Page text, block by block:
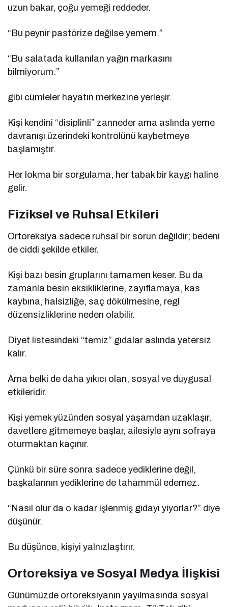
uzun bakar, çoğu yemeği reddeder.
“Bu peynir pastörize değilse yemem.”
“Bu salatada kullanılan yağın markasını
bilmiyorum.”
gibi cümleler hayatın merkezine yerleşir.
Kişi kendini “disiplinli” zanneder ama aslında yeme
davranışı üzerindeki kontrolünü kaybetmeye
başlamıştır.
Her lokma bir sorgulama, her tabak bir kaygı haline
gelir.
Fiziksel ve Ruhsal Etkileri
Ortoreksiya sadece ruhsal bir sorun değildir; bedeni
de ciddi şekilde etkiler.
Kişi bazı besin gruplarını tamamen keser. Bu da
zamanla besin eksikliklerine, zayıflamaya, kas
kaybına, halsizliğe, saç dökülmesine, regl
düzensizliklerine neden olabilir.
Diyet listesindeki “temiz” gıdalar aslında yetersiz
kalır.
Ama belki de daha yıkıcı olan, sosyal ve duygusal
etkileridir.
Kişi yemek yüzünden sosyal yaşamdan uzaklaşır,
davetlere gitmemeye başlar, ailesiyle aynı sofraya
oturmaktan kaçınır.
Çünkü bir süre sonra sadece yediklerine değil,
başkalarının yediklerine de tahammül edemez.
“Nasıl olur da o kadar işlenmiş gıdayı yiyorlar?” diye
düşünür.
Bu düşünce, kişiyi yalnızlaştırır.
Ortoreksiya ve Sosyal Medya İlişkisi
Günümüzde ortoreksiyanın yayılmasında sosyal